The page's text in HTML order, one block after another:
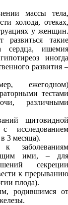
массы тела,
холода, отеках,
у женщин.
развиться такие
сердца, ишемия
иногда
развития –
ежегодном)
тестами
различными
щитовидной
исследованием
3 месяца).
к заболеваниям
ими, – для
секреции
к прерыванию
плода).
родившимся от